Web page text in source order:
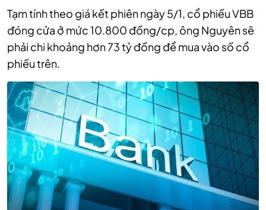
Tạm tính theo giá kết phiên ngày 5/1, cổ phiếu VBB
đóng cửa ở mức 10.800 đồng/cp, ông Nguyên sẽ
phải chi khoảng hơn 73 tỷ đồng để mua vào số cổ
phiếu trên.